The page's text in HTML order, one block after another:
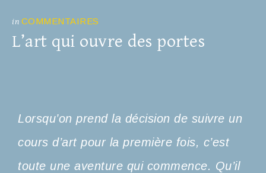
in COMMENTAIRES
L’art qui ouvre des portes
Lorsqu’on prend la décision de suivre un
cours d’art pour la première fois, c’est
toute une aventure qui commence. Qu’il